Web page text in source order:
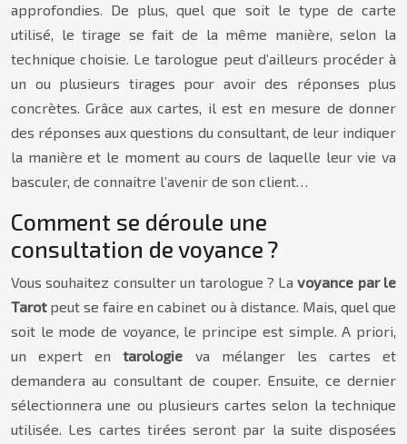
approfondies. De plus, quel que soit le type de carte
utilisé, le tirage se fait de la même manière, selon la
technique choisie. Le tarologue peut d’ailleurs procéder à
un ou plusieurs tirages pour avoir des réponses plus
concrètes. Grâce aux cartes, il est en mesure de donner
des réponses aux questions du consultant, de leur indiquer
la manière et le moment au cours de laquelle leur vie va
basculer, de connaitre l’avenir de son client…
Comment se déroule une
consultation de voyance ?
Vous souhaitez consulter un tarologue ? Lavoyance par le
Tarotpeut se faire en cabinet ou à distance. Mais, quel que
soit le mode de voyance, le principe est simple. A priori,
un expert entarologie va mélanger les cartes et
demandera au consultant de couper. Ensuite, ce dernier
sélectionnera une ou plusieurs cartes selon la technique
utilisée. Les cartes tirées seront par la suite disposées